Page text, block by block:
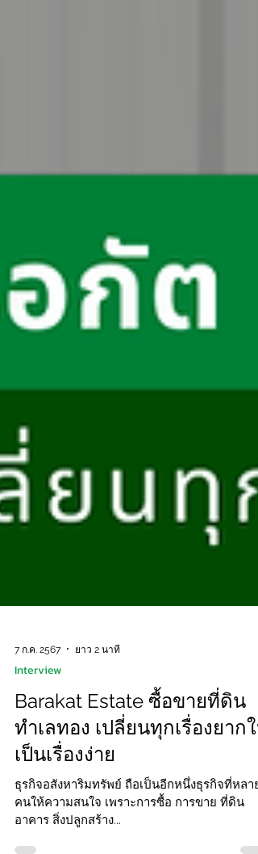
7 ก.ค. 2567 ยาว 2 นาที
Interview
Barakat Estate ซื้อขายที่ดิน
ทำเลทอง เปลี่ยนทุกเรื่องยากให้
เป็นเรื่องง่าย